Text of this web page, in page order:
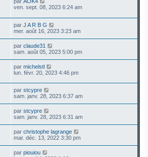
ven. sept. 08, 2023 6:24 am
par J A R B G
mer. août 16, 2023 3:23 am
par claude31
sam. août 05, 2023 5:00 pm
par michelstl
lun. févr. 20, 2023 4:46 pm
par stcypre
sam. janv. 28, 2023 6:37 am
par stcypre
sam. janv. 28, 2023 6:31 am
par christophe lagrange
mar. déc. 13, 2022 3:30 pm
par piouiou